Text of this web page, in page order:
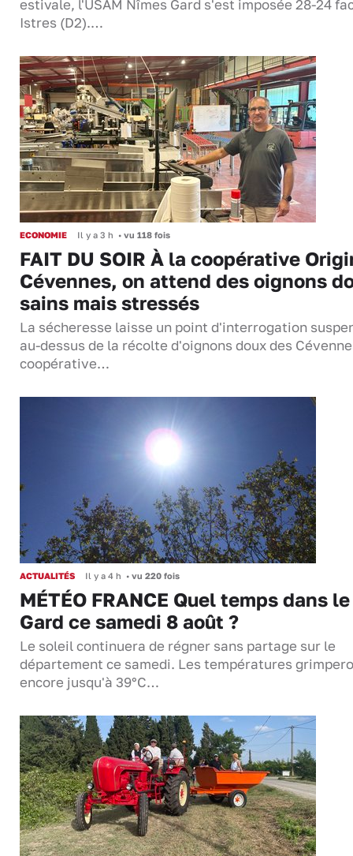
estivale, l'USAM Nîmes Gard s'est imposée 28-24
Istres (D2).…
ECONOMIE Il y a 3 h • vu 118 fois
FAIT DU SOIR À la coopérative
Cévennes, on attend des oignons
sains mais stressés
La sécheresse laisse un point d'interrogation
au-dessus de la récolte d'oignons doux des
coopérative…
ACTUALITÉS Il y a 4 h • vu 220 fois
MÉTÉO FRANCE Quel temps dans le
Gard ce samedi 8 août ?
Le soleil continuera de régner sans partage sur le
département ce samedi. Les températures
encore jusqu'à 39°C…